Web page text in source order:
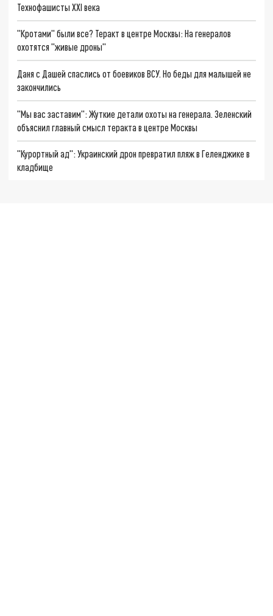
Технофашисты XXI века
"Кротами" были все? Теракт в центре Москвы: На генералов
охотятся "живые дроны"
Даня с Дашей спаслись от боевиков ВСУ. Но беды для малышей не
закончились
"Мы вас заставим": Жуткие детали охоты на генерала. Зеленский
объяснил главный смысл теракта в центре Москвы
"Курортный ад": Украинский дрон превратил пляж в Геленджике в
кладбище